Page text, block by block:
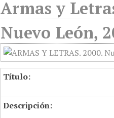
Armas y
Nuevo León,
Título:
Descripción: